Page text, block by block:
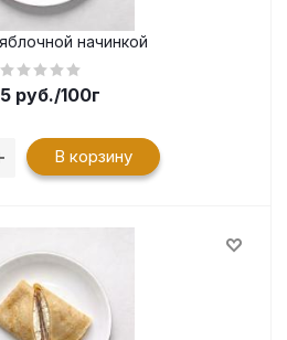
начинкой
руб./100г
В корзину